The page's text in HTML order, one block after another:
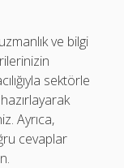
ve bilgi
sektörle
Ayrıca,
cevaplar